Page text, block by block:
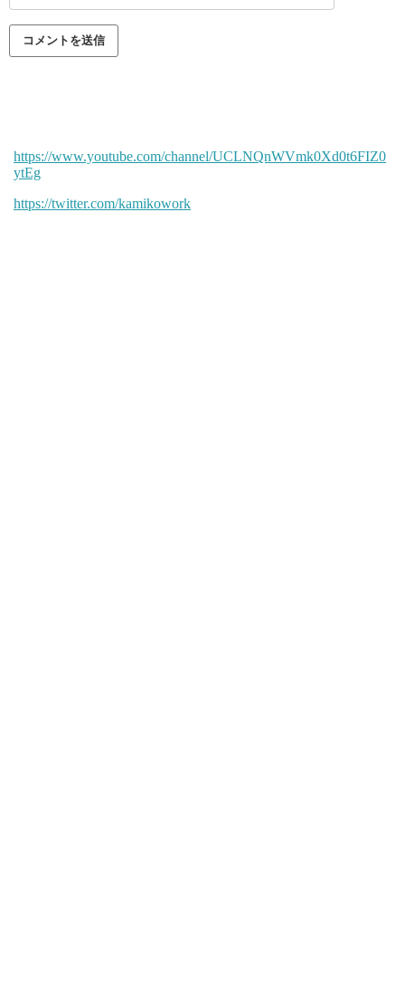
https://www.youtube.com/channel/UCLNQnWVmk0Xd0t6FIZ0
ytEg
https://twitter.com/kamikowork